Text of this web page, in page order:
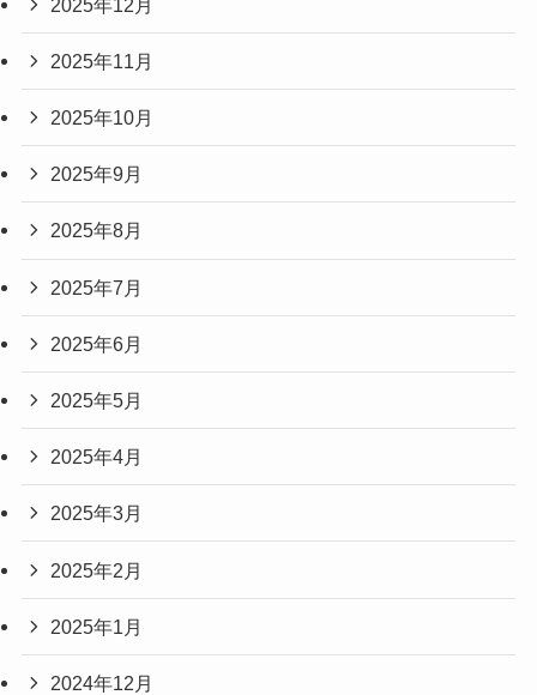
2025年12月
2025年11月
2025年10月
2025年9月
2025年8月
2025年7月
2025年6月
2025年5月
2025年4月
2025年3月
2025年2月
2025年1月
2024年12月